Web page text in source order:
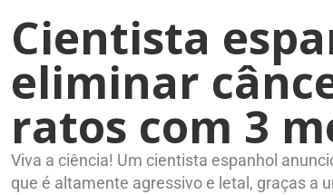
Cientista
eliminar
ratos com 3
Viva a ciência! Um cientista espanhol
que é altamente agressivo e letal, graças a